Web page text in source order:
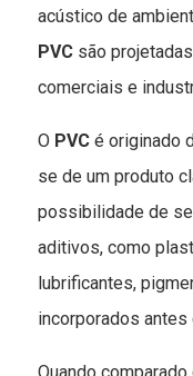
acústico de
PVC são
comerciais e
O PVCé originado
se de um produto
possibilidade de
aditivos, como
lubrificantes,
incorporados